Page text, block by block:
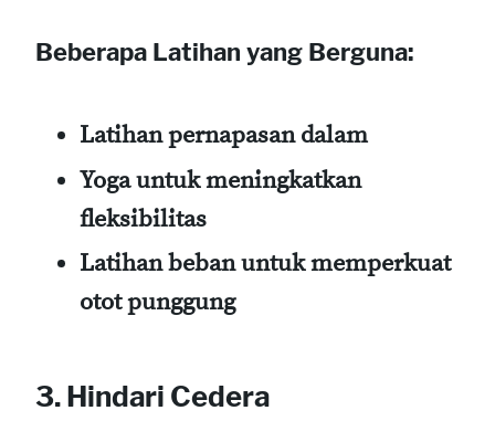
Beberapa Latihan yang Berguna:
Latihan pernapasan dalam
Yoga untuk meningkatkan
fleksibilitas
Latihan beban untuk memperkuat
otot punggung
3. Hindari Cedera